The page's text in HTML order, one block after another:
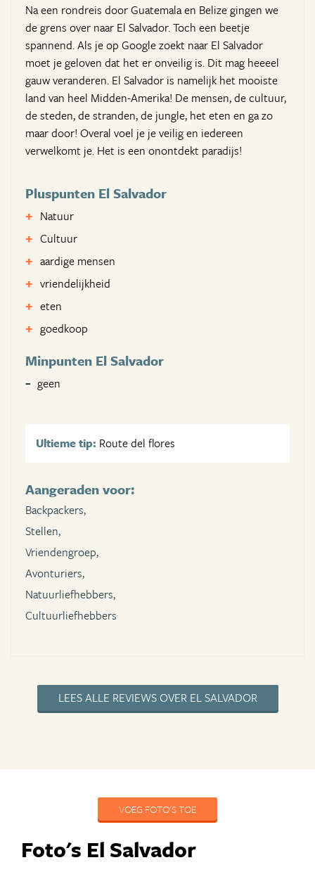
Na een rondreis door Guatemala en Belize gingen we
de grens over naar El Salvador. Toch een beetje
spannend. Als je op Google zoekt naar El Salvador
moet je geloven dat het er onveilig is. Dit mag heeeel
gauw veranderen. El Salvador is namelijk het mooiste
land van heel Midden-Amerika! De mensen, de cultuur,
de steden, de stranden, de jungle, het eten en ga zo
maar door! Overal voel je je veilig en iedereen
verwelkomt je. Het is een onontdekt paradijs!
Pluspunten El Salvador
Natuur
Cultuur
aardige mensen
vriendelijkheid
eten
goedkoop
Minpunten El Salvador
geen
Ultieme tip: Route del flores
Aangeraden voor:
Backpackers,
Stellen,
Vriendengroep,
Avonturiers,
Natuurliefhebbers,
Cultuurliefhebbers
LEES ALLE REVIEWS OVER EL SALVADOR
VOEG FOTO'S TOE
Foto's El Salvador